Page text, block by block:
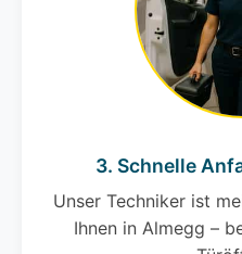
3. Schnelle
Unser Techniker ist
Ihnen in Almegg –